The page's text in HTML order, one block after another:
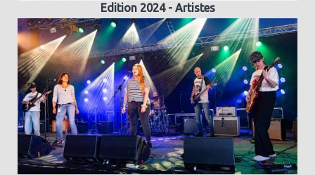
Edition 2024 - Artistes